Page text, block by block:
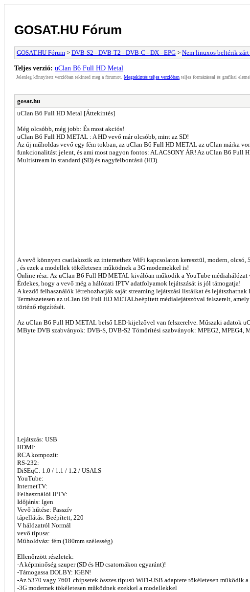
GOSAT.HU Fórum
GOSAT.HU Fórum > DVB-S2 - DVB-T2 - DVB-C - DX - EPG > Nem linuxos beltérik
Teljes verzió: uClan B6 Full HD Metal
Jelenleg könnyített verzióban tekinted meg a fórumot. Megtekintés teljes verzióban teljes formázással és grafikai
gosat.hu
uClan B6 Full HD Metal [Áttekintés]
Még olcsóbb, még jobb: És most akciós!
uClan B6 Full HD METAL : A HD vevő már olcsóbb, mint az SD!
Az új műholdas vevő egy fém tokban, az uClan B6 Full HD METAL az uClan márka
funkcionalitást jelent, és ami most nagyon fontos: ALACSONY ÁR! Az uClan B6 Full
Multistream in standard (SD) és nagyfelbontású (HD).
A vevő könnyen csatlakozik az internethez WiFi kapcsolaton keresztül, modern,
, és ezek a modellek tökéletesen működnek a 3G modemekkel is!
Online rész: Az uClan B6 Full HD METAL kiválóan működik a YouTube médiahálózat
Érdekes, hogy a vevő még a hálózati IPTV adatfolyamok lejátszását is jól támogatja!
A kezdő felhasználók létrehozhatják saját streaming lejátszási listáikat és lejátszhatnak
Természetesen az uClan B6 Full HD METALbeépített médialejátszóval felszerelt,
történő rögzítését.
Az uClan B6 Full HD METAL belső LED-kijelzővel van felszerelve. Műszaki adatok
MByte DVB szabványok: DVB-S, DVB-S2 Tömörítési szabványok: MPEG2, MPEG4,
Lejátszás: USB
HDMI:
RCA kompozit:
RS-232:
DiSEqC: 1.0 / 1.1 / 1.2 / USALS
YouTube:
InternetTV:
Felhasználói IPTV:
Időjárás: Igen
Vevő hűtése: Passzív
tápellátás: Beépített, 220
V hálózatról Normál
vevő típusa:
Műholdváz: fém (180mm szélesség)
Ellenőrzött részletek:
-A képminőség szuper (SD és HD csatornákon egyaránt)!
-Támogassa DOLBY: IGEN!
-Az 5370 vagy 7601 chipsetek összes típusú WiFi-USB adaptere tökéletesen működik
-3G modemek tökéletesen működnek ezekkel a modellekkel